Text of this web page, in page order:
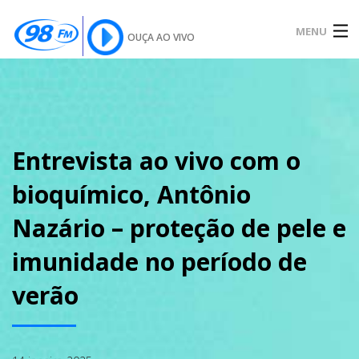
OUÇA AO VIVO MENU
SOBRE
NOTÍCIAS
PODCAST
Entrevista ao vivo com o
bioquímico, Antônio
Nazário – proteção de pele e
imunidade no período de
verão